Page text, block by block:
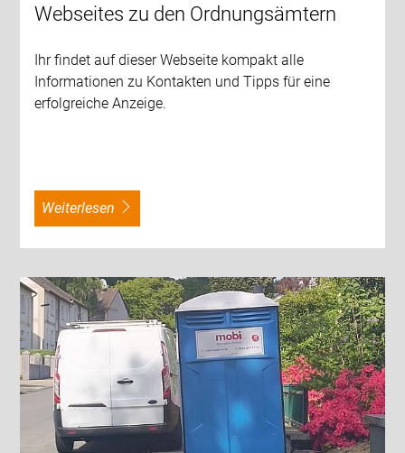
Webseites zu den Ordnungsämtern
Ihr findet auf dieser Webseite kompakt alle
Informationen zu Kontakten und Tipps für eine
erfolgreiche Anzeige.
weiterlesen